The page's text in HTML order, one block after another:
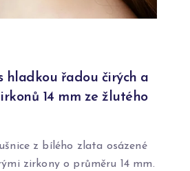
hladkou řadou čirých a
14 mm ze žlutého
z bílého zlata osázené
zirkony o průměru 14 mm.